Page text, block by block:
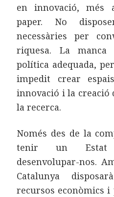
en innovació,
paper. No
necessàries per
riquesa. La
política adequada,
impedit crear
innovació i la creació
la recerca.
Només des de la
tenir un Estat
desenvolupar-nos.
Catalunya
recursos econòmics